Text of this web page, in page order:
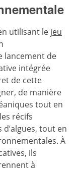
utilisant le jeu
lancement de
intégrée
de cette
de manière
tout en
récifs
tout en
À
ils
à